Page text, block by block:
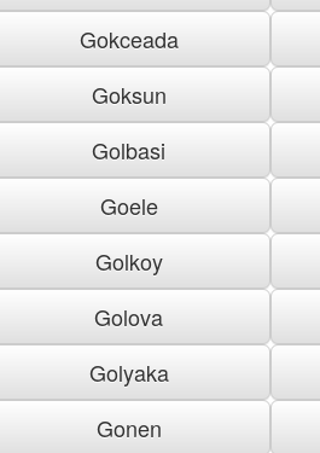
Gokceada
Goksun
Golbasi
Goele
Golkoy
Golova
Golyaka
Gonen